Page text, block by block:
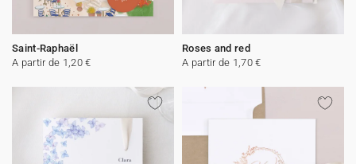
Saint-Raphaël
A partir de 1,20 €
Roses and red
A partir de 1,70 €